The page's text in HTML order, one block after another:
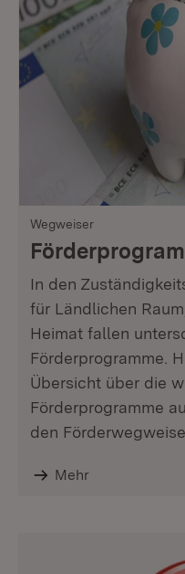
Wegweiser
In den
für Ländlichen
Heimat fallen
Förderprogramme.
Übersicht über die
Förderprogramme
den
Mehr